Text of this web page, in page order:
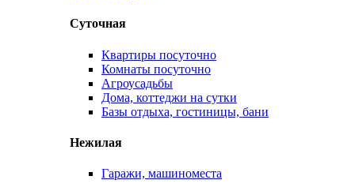
Суточная
Квартиры посуточно
Комнаты посуточно
Агроусадьбы
Дома, коттеджи на сутки
Базы отдыха, гостиницы, бани
Нежилая
Гаражи, машиноместа